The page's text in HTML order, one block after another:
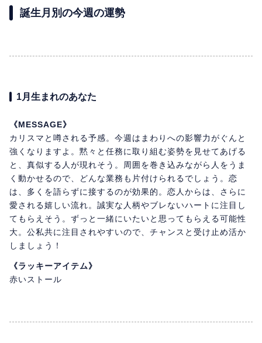
誕生月別の今週の運勢
1月生まれのあなた
《MESSAGE》
カリスマと噂される予感。今週はまわりへの影響力がぐんと
強くなりますよ。黙々と任務に取り組む姿勢を見せてあげる
と、真似する人が現れそう。周囲を巻き込みながら人をうま
く動かせるので、どんな業務も片付けられるでしょう。恋
は、多くを語らずに接するのが効果的。恋人からは、さらに
愛される嬉しい流れ。誠実な人柄やブレないハートに注目し
てもらえそう。ずっと一緒にいたいと思ってもらえる可能性
大。公私共に注目されやすいので、チャンスと受け止め活か
しましょう！
《ラッキーアイテム》
赤いストール